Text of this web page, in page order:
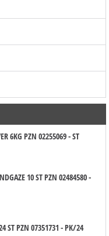
6KG PZN 02255069 - ST
10 ST PZN 02484580 -
ST PZN 07351731 - PK/24